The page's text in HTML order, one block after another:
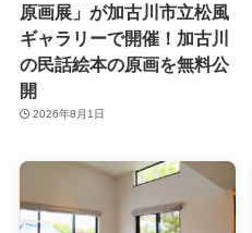
原画展」が加古川市立松風
ギャラリーで開催！加古川
の民話絵本の原画を無料公
開
2026年8月1日